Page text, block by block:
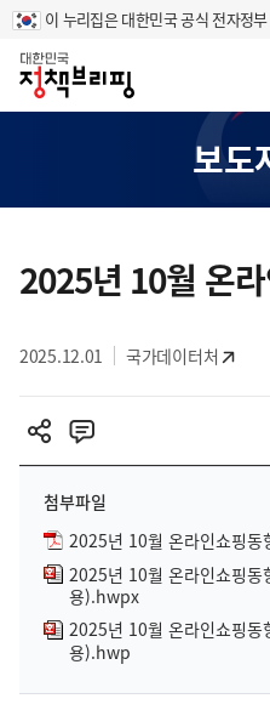
이 누리집은 대한민국 공식 전자정
홈
보도
텐
츠
역
2025년 10월 온
2025.12.01 국가데이터처
첨부파일
2025년 10월 온라인쇼핑
2025년 10월 온라인쇼핑동
용).hwpx
2025년 10월 온라인쇼핑동
용).hwp